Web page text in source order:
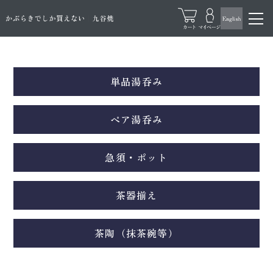
単品湯呑み
ペア湯呑み
急須・ポット
茶器揃え
茶陶（抹茶碗等）